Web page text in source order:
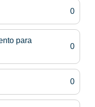
0
para
0
0